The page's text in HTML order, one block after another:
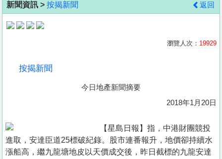
地
產
置
業
新聞資訊 > 按揭新聞 返回
瀏覽人次： 19929
按揭新聞
今日地產新聞摘要
2018年1月20日
【星島日報】指，中港財團競投
進取，安達臣道25標破紀錄。股市連番報升，地價卻持續水
漲船高，繼九龍塘地皮以天價成交後，昨日截標的九龍安達